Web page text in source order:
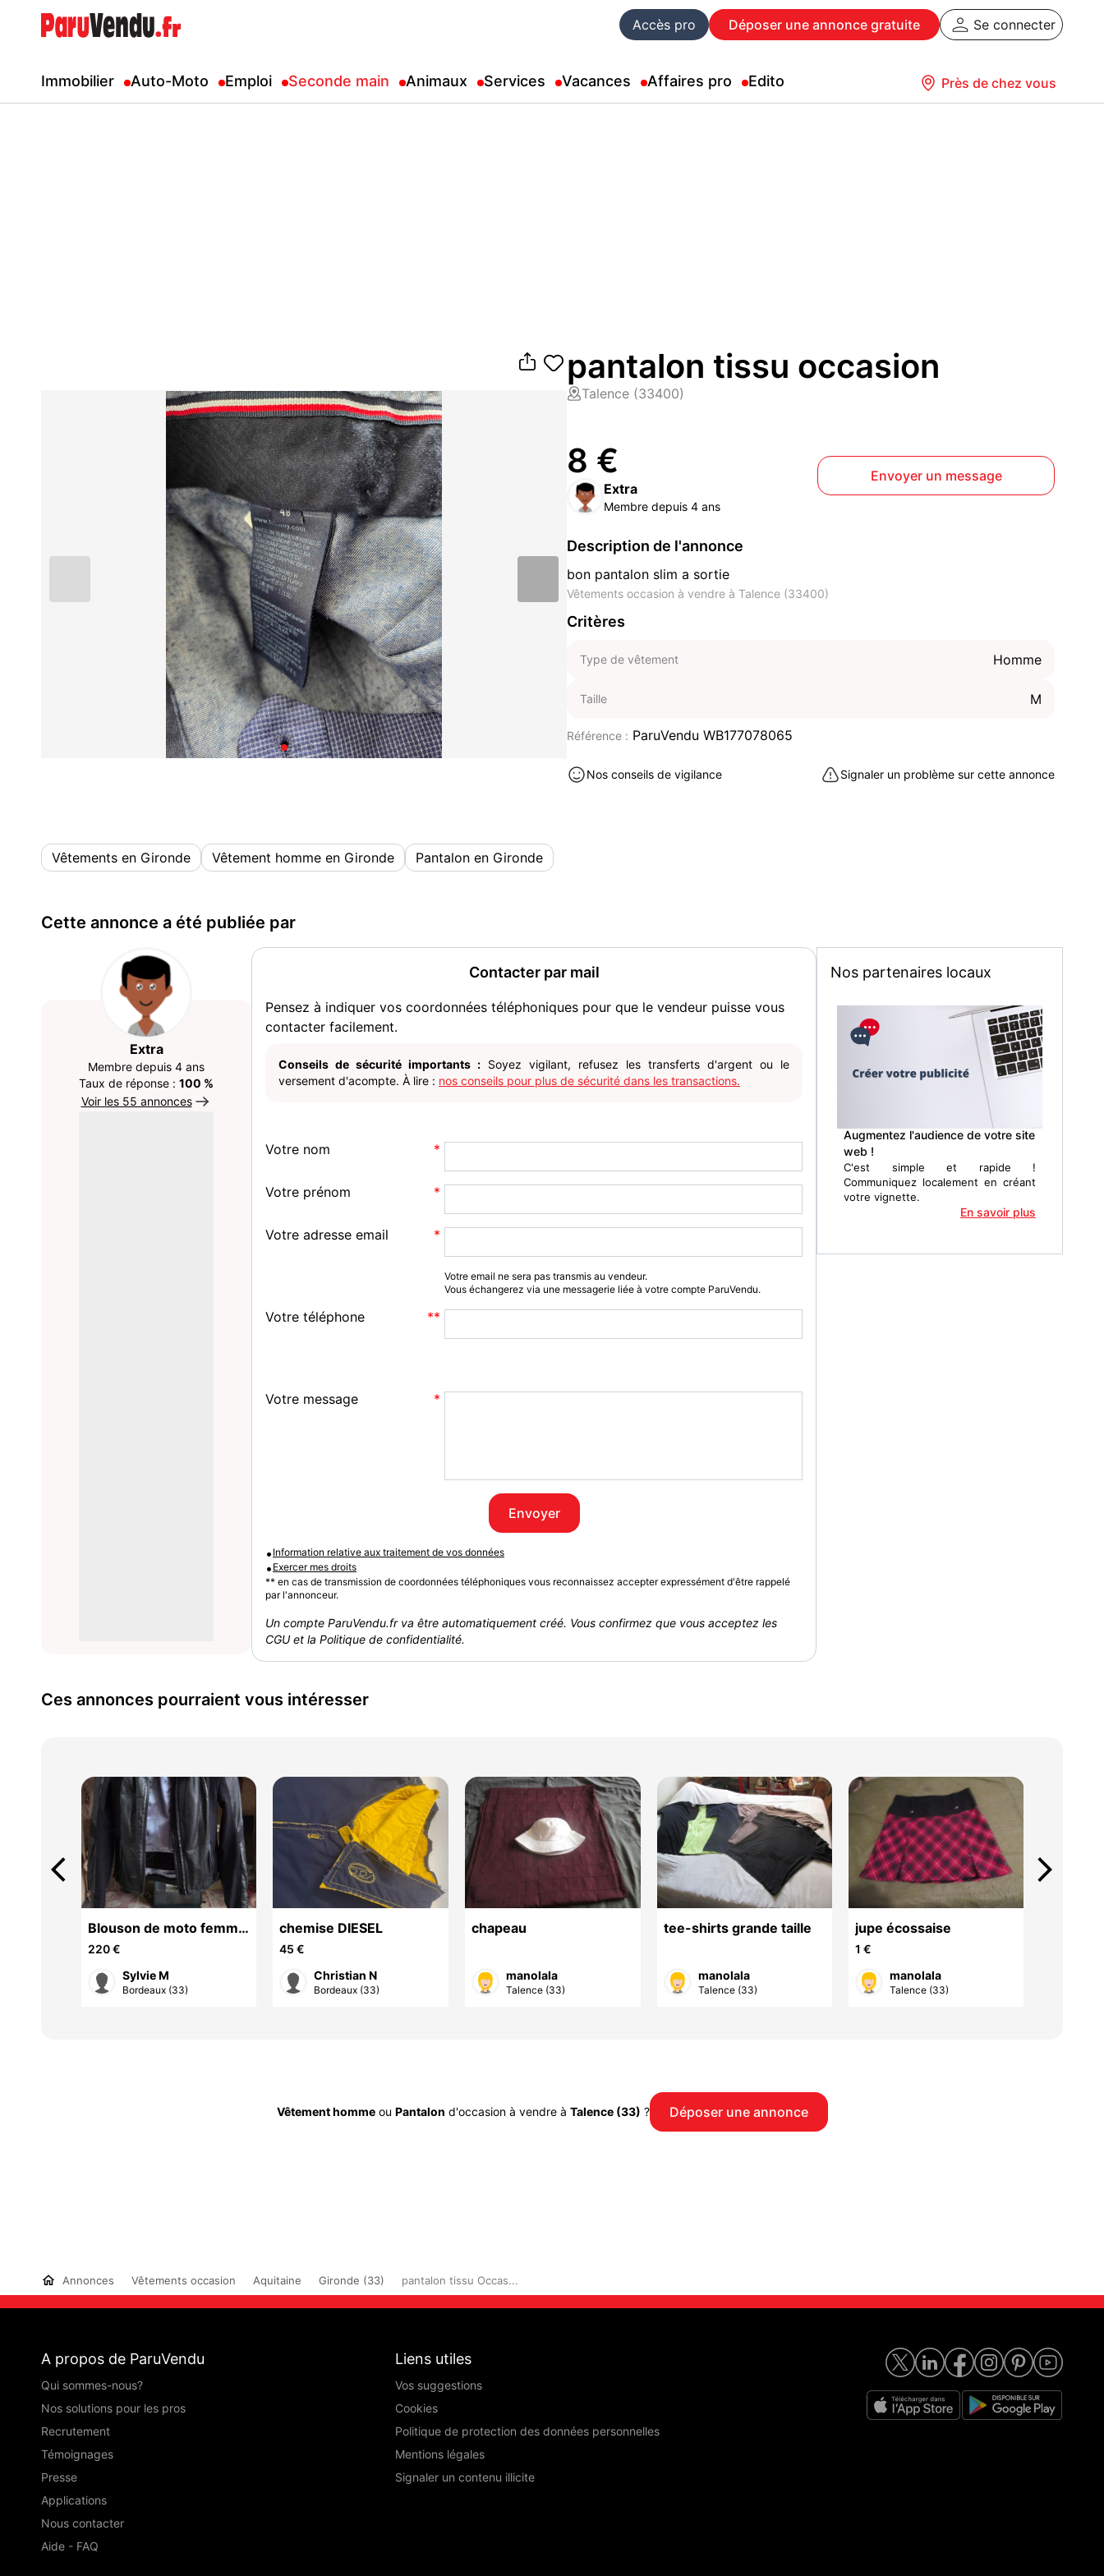
Accès pro Déposer une annonce gratuite Se connecter
Immobilier Auto-Moto Emploi Seconde main Animaux Services Vacances Affaires pro Edito Près de chez vous
pantalon tissu occasion
Talence (33400)
8 €
Extra
Membre depuis 4 ans
Envoyer un message
Description de l'annonce
bon pantalon slim a sortie
Vêtements occasion à vendre à Talence (33400)
Critères
Type de vêtement Homme
Taille M
Référence : ParuVendu WB177078065
Nos conseils de vigilance Signaler un problème sur cette annonce
Vêtements en Gironde Vêtement homme en Gironde Pantalon en Gironde
Cette annonce a été publiée par
Extra
Membre depuis 4 ans
Taux de réponse : 100 %
Voir les 55 annonces
Contacter par mail
Pensez à indiquer vos coordonnées téléphoniques pour que le vendeur puisse vous
contacter facilement.
Conseils de sécurité importants : Soyez vigilant, refusez les transferts d'argent ou le
versement d'acompte. À lire : nos conseils pour plus de sécurité dans les transactions.
Votre nom
Votre prénom
Votre adresse email
Votre email ne sera pas transmis au vendeur.
Vous échangerez via une messagerie liée à votre compte ParuVendu.
Votre téléphone
Votre message
Envoyer
• Information relative aux traitement de vos données
• Exercer mes droits
** en cas de transmission de coordonnées téléphoniques vous reconnaissez accepter expressément d'être rappelé
par l'annonceur.
Un compte ParuVendu.fr va être automatiquement créé. Vous confirmez que vous acceptez les
CGU et la Politique de confidentialité.
Nos partenaires locaux
Augmentez l'audience de votre site
web !
C'est simple et rapide !
Communiquez localement en créant
votre vignette.
En savoir plus
Ces annonces pourraient vous intéresser
Blouson de moto femme
en cuir cintrée petite
220 €
Sylvie M
Bordeaux (33)
chemise DIESEL
45 €
Christian N
Bordeaux (33)
chapeau
manolala
Talence (33)
tee-shirts grande taille
manolala
Talence (33)
jupe écossaise
1 €
manolala
Talence (33)
arrow_back_ios arrow_forward_ios
Vêtement hommeou Pantalon d'occasion à vendre à Talence (33) ? Déposer une annonce
Annonces Vêtements occasion Aquitaine Gironde (33) pantalon tissu Occas...
A propos de ParuVendu
Qui sommes-nous?
Nos solutions pour les pros
Recrutement
Témoignages
Presse
Applications
Nous contacter
Aide - FAQ
Liens utiles
Vos suggestions
Cookies
Politique de protection des données personnelles
Mentions légales
Signaler un contenu illicite